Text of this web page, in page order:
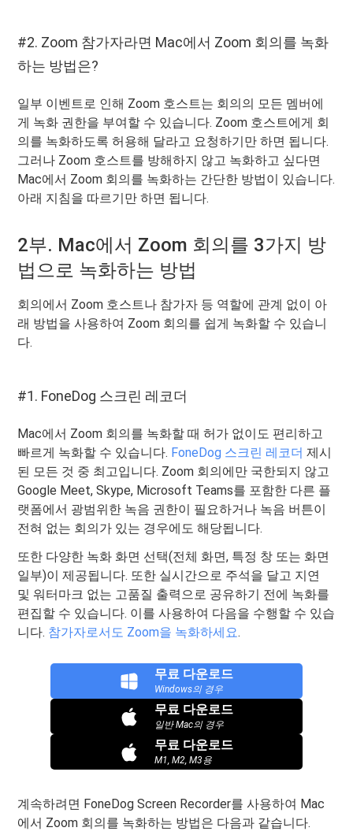
#2. Zoom 참가자라면 Mac에서 Zoom 회의를 녹화
하는 방법은?
일부 이벤트로 인해 Zoom 호스트는 회의의 모든 멤버에
게 녹화 권한을 부여할 수 있습니다. Zoom 호스트에게 회
의를 녹화하도록 허용해 달라고 요청하기만 하면 됩니다.
그러나 Zoom 호스트를 방해하지 않고 녹화하고 싶다면
Mac에서 Zoom 회의를 녹화하는 간단한 방법이 있습니다.
아래 지침을 따르기만 하면 됩니다.
2부. Mac에서 Zoom 회의를 3가지 방
법으로 녹화하는 방법
회의에서 Zoom 호스트나 참가자 등 역할에 관계 없이 아
래 방법을 사용하여 Zoom 회의를 쉽게 녹화할 수 있습니
다.
#1. FoneDog 스크린 레코더
Mac에서 Zoom 회의를 녹화할 때 허가 없이도 편리하고
빠르게 녹화할 수 있습니다. FoneDog 스크린 레코더 제시
된 모든 것 중 최고입니다. Zoom 회의에만 국한되지 않고
Google Meet, Skype, Microsoft Teams를 포함한 다른 플
랫폼에서 광범위한 녹음 권한이 필요하거나 녹음 버튼이
전혀 없는 회의가 있는 경우에도 해당됩니다.
또한 다양한 녹화 화면 선택(전체 화면, 특정 창 또는 화면
일부)이 제공됩니다. 또한 실시간으로 주석을 달고 지연
및 워터마크 없는 고품질 출력으로 공유하기 전에 녹화를
편집할 수 있습니다. 이를 사용하여 다음을 수행할 수 있습
니다. 참가자로서도 Zoom을 녹화하세요.
무료 다운로드
Windows의 경우
무료 다운로드
일반 Mac의 경우
무료 다운로드
M1, M2, M3용
계속하려면 FoneDog Screen Recorder를 사용하여 Mac
에서 Zoom 회의를 녹화하는 방법은 다음과 같습니다.